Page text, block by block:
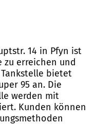
14 in Pfyn ist
zu erreichen und
Tankstelle bietet
95 an. Die
werden mit
Kunden können